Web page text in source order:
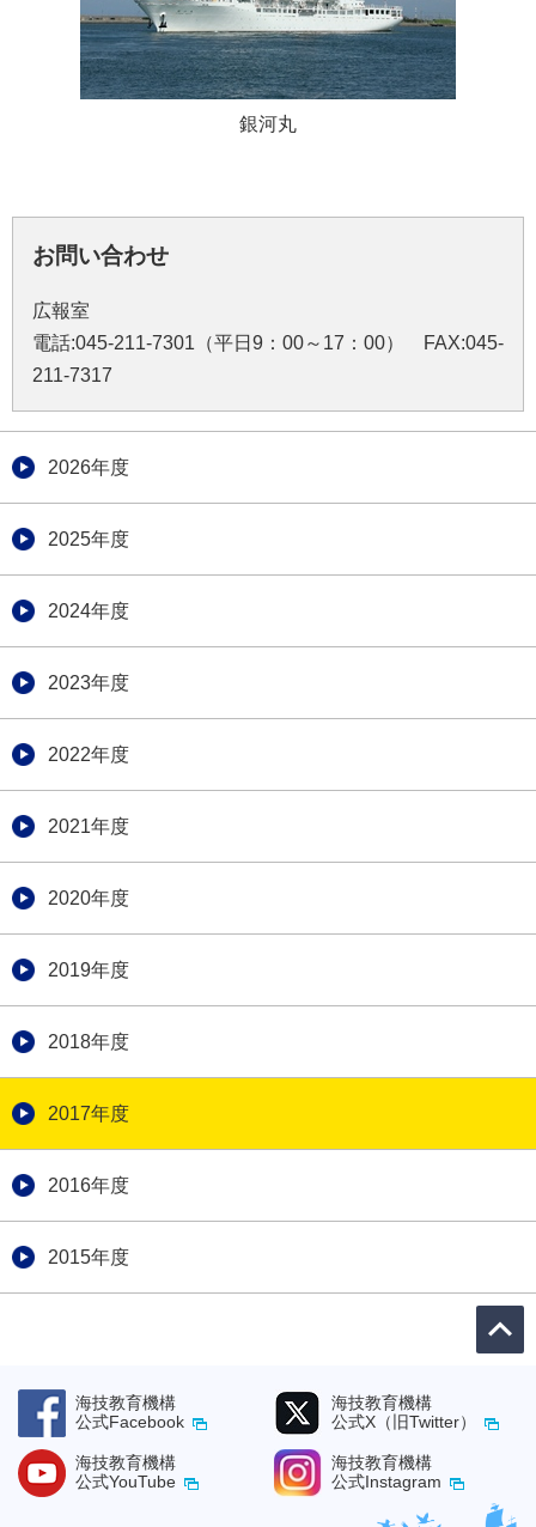
2026年度
2025年度
2024年度
2023年度
2022年度
2021年度
2020年度
2019年度
2018年度
2017年度
2016年度
2015年度
銀河丸
お問い合わせ
広報室
電話:045-211-7301（平日9：00～17：00） FAX:045-
211-7317
海技教育機構
公式Facebook
海技教育機構
公式X（旧Twitter）
海技教育機構
公式YouTube
海技教育機構
公式Instagram